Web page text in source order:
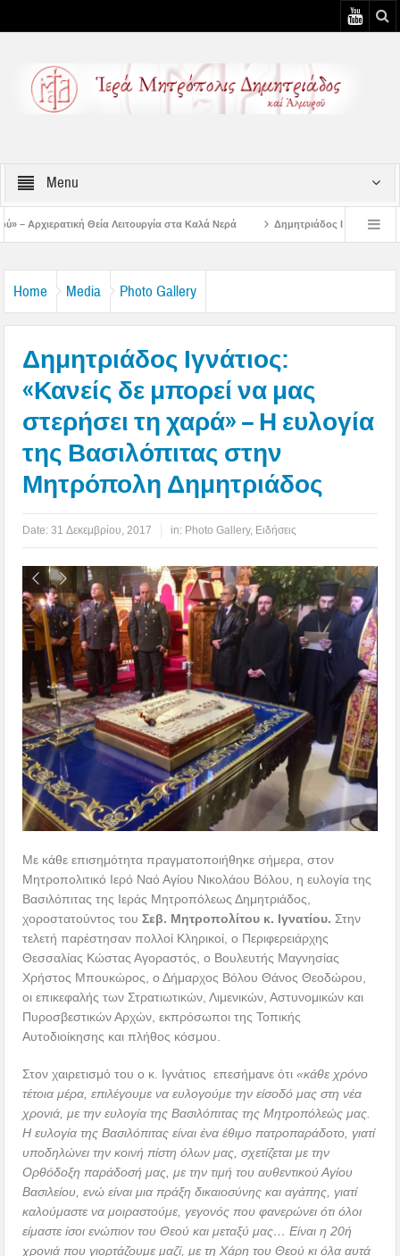
Menu
στα Καλά Νερά Δημητριάδος Ιγνάτιος: «Ο Ναός είναι ο τόπος
Home Media Photo Gallery
Δημητριάδος Ιγνάτιος:
«Κανείς δε μπορεί να μας
στερήσει τη χαρά» – Η ευλογία
της Βασιλόπιτας στην
Μητρόπολη Δημητριάδος
Date:31 Δεκεμβρίου, 2017 in: Photo Gallery, Ειδήσεις
Με κάθε επισημότητα πραγματοποιήθηκε σήμερα, στον
Μητροπολιτικό Ιερό Ναό Αγίου Νικολάου Βόλου, η ευλογία της
Βασιλόπιτας της Ιεράς Μητροπόλεως Δημητριάδος,
χοροστατούντος τουΣεβ. Μητροπολίτου κ. Ιγνατίου. Στην
τελετή παρέστησαν πολλοί Κληρικοί, ο Περιφερειάρχης
Θεσσαλίας Κώστας Αγοραστός, ο Βουλευτής Μαγνησίας
Χρήστος Μπουκώρος, ο Δήμαρχος Βόλου Θάνος Θεοδώρου,
οι επικεφαλής των Στρατιωτικών, Λιμενικών, Αστυνομικών και
Πυροσβεστικών Αρχών, εκπρόσωποι της Τοπικής
Αυτοδιοίκησης και πλήθος κόσμου.
Στον χαιρετισμό του ο κ. Ιγνάτιος επεσήμανε ότι«κάθε χρόνο
τέτοια μέρα, επιλέγουμε να ευλογούμε την είσοδό μας στη νέα
χρονιά, με την ευλογία της Βασιλόπιτας της Μητροπόλεώς μας.
Η ευλογία της Βασιλόπιτας είναι ένα έθιμο πατροπαράδοτο, γιατί
υποδηλώνει την κοινή πίστη όλων μας, σχετίζεται με την
Ορθόδοξη παράδοσή μας, με την τιμή του αυθεντικού Αγίου
Βασιλείου, ενώ είναι μια πράξη δικαιοσύνης και αγάπης, γιατί
καλούμαστε να μοιραστούμε, γεγονός που φανερώνει ότι όλοι
είμαστε ίσοι ενώπιον του Θεού και μεταξύ μας… Είναι η 20ή
χρονιά που γιορτάζουμε μαζί, με τη Χάρη του Θεού κι όλα αυτά